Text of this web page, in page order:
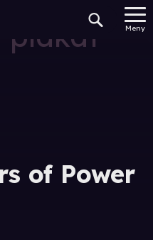
Meny
plakat
of Power